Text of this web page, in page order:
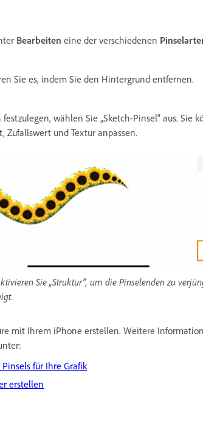
Bearbeiten eine der verschiedenen
Sie es, indem Sie den Hintergrund entfernen.
wählen Sie „Sketch-Pinsel“ aus. Sie
Zufallswert und Textur anpassen.
Sie „Struktur“, um die Pinselenden zu
mit Ihrem iPhone erstellen. Weitere
für Ihre Grafik
erstellen